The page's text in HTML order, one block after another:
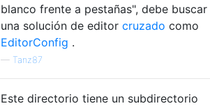
blanco frente a pestañas", debe buscar
una solución de editor cruzado como
EditorConfig .
— Tanz87
Este directorio tiene un subdirectorio